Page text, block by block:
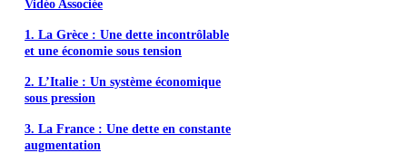
Vidéo Associée
1. La Grèce : Une dette incontrôlable
et une économie sous tension
2. L’Italie : Un système économique
sous pression
3. La France : Une dette en constante
augmentation